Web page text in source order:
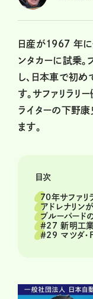
日産が1967 年に
ンタカーに試乗。
し、日本車で初
す。サファリラリ
ライターの下野康
ます。
目次
70年サファリ
アドレナリン
ブルーバードの
＃27 新明工
＃29 マツダ